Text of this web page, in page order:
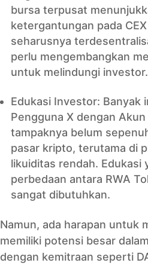
bursa terpusat
ketergantungan pada
seharusnya
perlu mengembangkan
untuk melindungi investor.
Edukasi Investor: Banyak
Pengguna X dengan
tampaknya belum
pasar kripto, terutama di
likuiditas rendah. Edukasi
perbedaan antara RWA
sangat dibutuhkan.
Namun, ada harapan untuk
memiliki potensi besar
dengan kemitraan seperti